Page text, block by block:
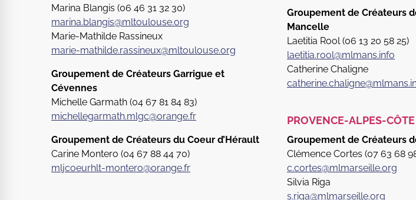
Marina Blangis (06 46 31 32 30)
marina.blangis@mltoulouse.org
Marie-Mathilde Rassineux
marie-mathilde.rassineux@mltoulouse.org
Groupement de Créateurs Garrigue et
Cévennes
Michelle Garmath (04 67 81 84 83)
michellegarmath.mlgc@orange.fr
Groupement de Créateurs du Coeur d’Hérault
Carine Montero (04 67 88 44 70)
mljcoeurhlt-montero@orange.fr
Groupement de Créateurs
Mancelle
Laetitia Rool (06 13 20 58 25)
laetitia.rool@mlmans.info
Catherine Chaligne
PROVENCE-ALPES-CÔTE
Groupement de Créateurs
Clémence Cortes (07 63 68
c.cortes@mlmarseille.org
Silvia Riga
s.riga@mlmarseille.org